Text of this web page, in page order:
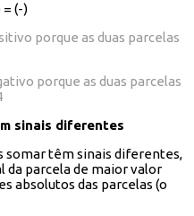
= (-)
porque as duas parcelas
porque as duas parcelas
sinais diferentes
somar têm sinais diferentes,
da parcela de maior valor
absolutos das parcelas (o